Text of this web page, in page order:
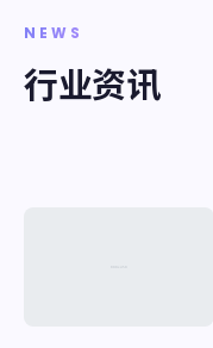
NEWS
行业资讯